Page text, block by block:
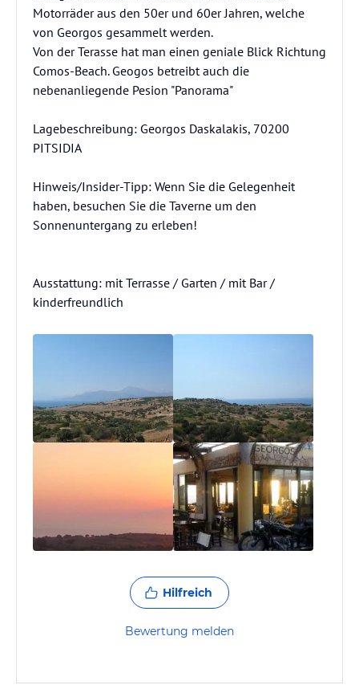
Motorräder aus den 50er und 60er Jahren, welche
von Georgos gesammelt werden.
Von der Terasse hat man einen geniale Blick Richtung
Comos-Beach. Geogos betreibt auch die
nebenanliegende Pesion "Panorama"
Lagebeschreibung: Georgos Daskalakis, 70200
PITSIDIA
Hinweis/Insider-Tipp: Wenn Sie die Gelegenheit
haben, besuchen Sie die Taverne um den
Sonnenuntergang zu erleben!
Ausstattung: mit Terrasse / Garten / mit Bar /
kinderfreundlich
Hilfreich
Bewertung melden